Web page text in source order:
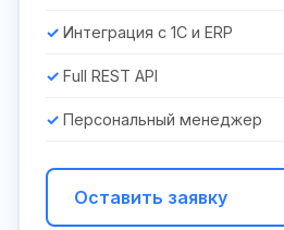
Интеграция с 1С и ERP
Full REST API
Персональный менеджер
Оставить заявку